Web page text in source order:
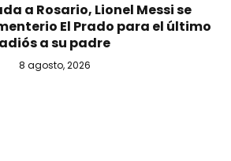
a Rosario, Lionel Messi se
El Prado para el último
adiós a su padre
8 agosto, 2026